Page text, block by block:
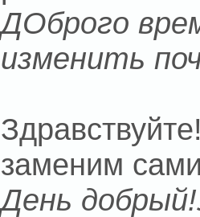
ДОброго
изменить
заменим
День